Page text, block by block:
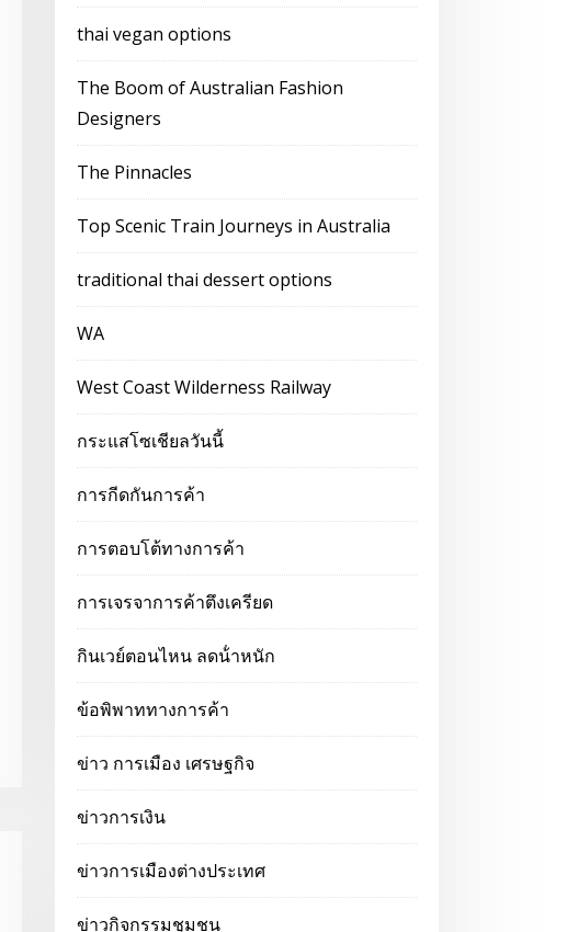
thai vegan options
The Boom of Australian Fashion
Designers
The Pinnacles
Top Scenic Train Journeys in Australia
traditional thai dessert options
WA
West Coast Wilderness Railway
กระแสโซเชียลวันนี้
การกีดกันการค้า
การตอบโต้ทางการค้า
การเจรจาการค้าตึงเครียด
กินเวย์ตอนไหน ลดน้ําหนัก
ข้อพิพาททางการค้า
ข่าว การเมือง เศรษฐกิจ
ข่าวการเงิน
ข่าวการเมืองต่างประเทศ
ข่าวกิจกรรมชุมชน